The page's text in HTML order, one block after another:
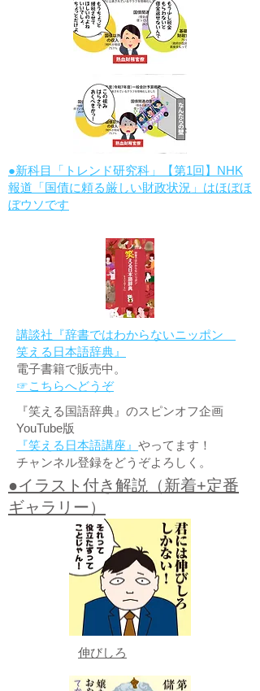
●新科目「トレンド研究科」【第1回】NHK
報道「国債に頼る厳しい財政状況」はほぼほ
ぼウソです
講談社『辞書ではわからないニッポン
笑える日本語辞典』
電子書籍で販売中。
☞こちらへどうぞ
『笑える国語辞典』のスピンオフ企画
YouTube版
『笑える日本語講座』 やってます！
チャンネル登録をどうぞよろしく。
●イラスト付き解説（新着+定番
ギャラリー）
伸びしろ